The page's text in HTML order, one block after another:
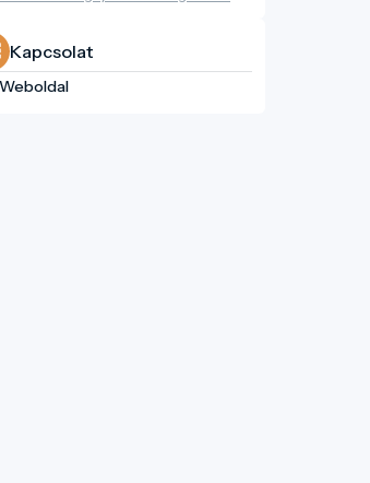
Kapcsolat
Weboldal